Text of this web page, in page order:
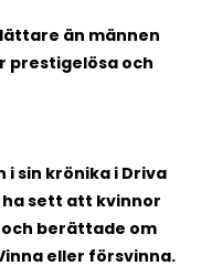
än männen
prestigelösa och
sin krönika i Driva
sett att kvinnor
berättade om
eller försvinna.